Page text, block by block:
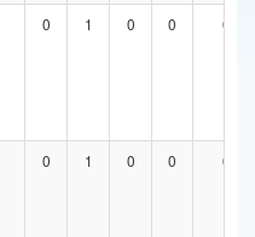
0 1 0 0 0
0 1 0 0 0